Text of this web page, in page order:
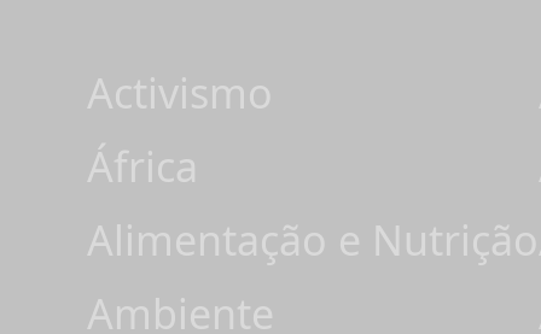
Activismo
África
Alimentação e Nutrição
Ambiente